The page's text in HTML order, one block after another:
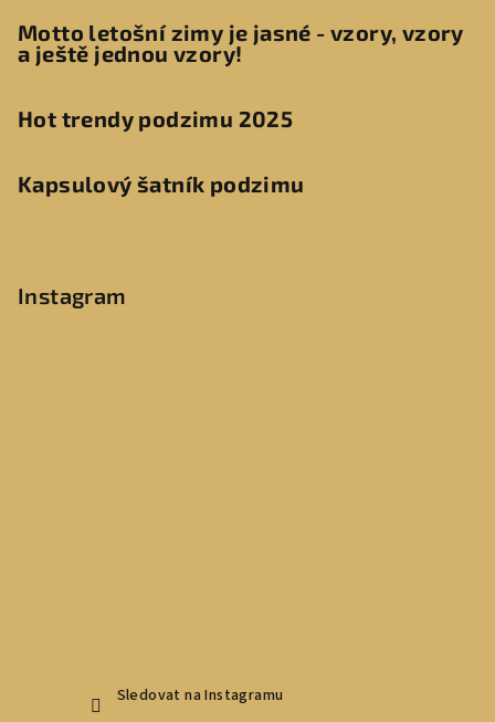
Motto letošní zimy je jasné - vzory, vzory
a ještě jednou vzory!
Hot trendy podzimu 2025
Kapsulový šatník podzimu
Instagram
Sledovat na Instagramu